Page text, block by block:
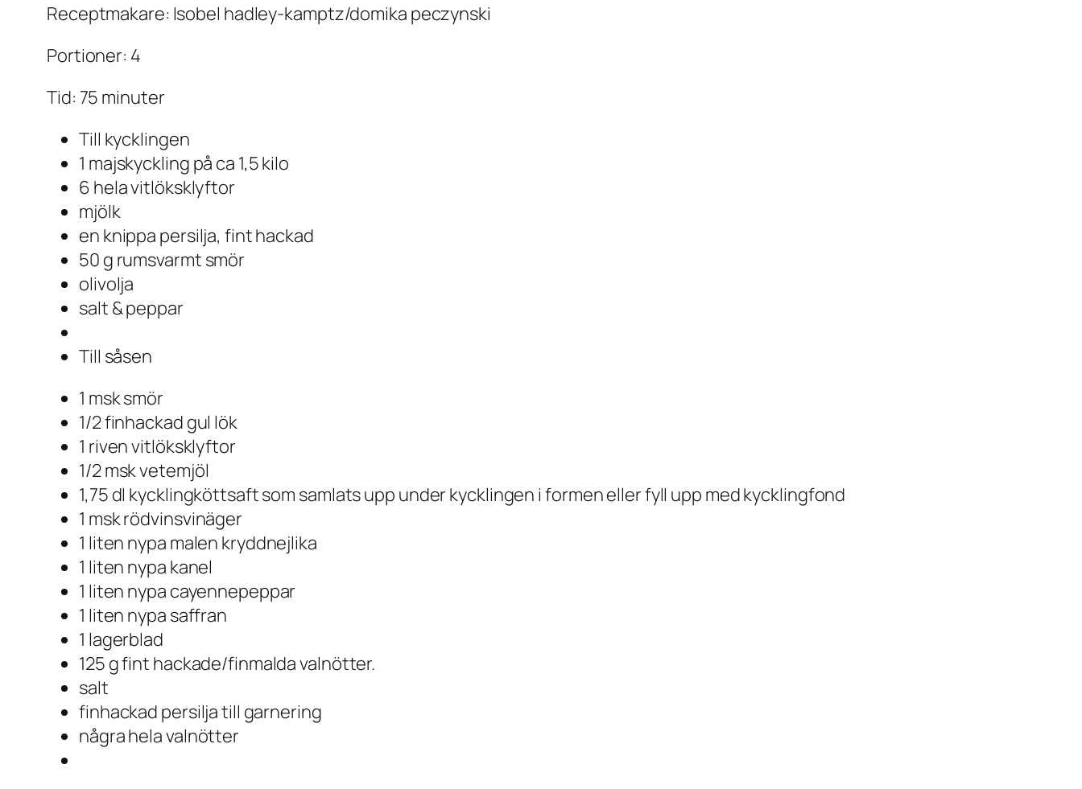
Receptmakare: Isobel hadley-kamptz/domika peczynski
Portioner: 4
Tid: 75 minuter
Till kycklingen
1 majskyckling på ca 1,5 kilo
6 hela vitlöksklyftor
mjölk
en knippa persilja, fint hackad
50 g rumsvarmt smör
olivolja
salt & peppar
Till såsen
1 msk smör
1/2 finhackad gul lök
1 riven vitlöksklyftor
1/2 msk vetemjöl
1,75 dl kycklingköttsaft som samlats upp under kycklingen i formen eller fyll upp med kycklingfond
1 msk rödvinsvinäger
1 liten nypa malen kryddnejlika
1 liten nypa kanel
1 liten nypa cayennepeppar
1 liten nypa saffran
1 lagerblad
125 g fint hackade/finmalda valnötter.
salt
finhackad persilja till garnering
några hela valnötter